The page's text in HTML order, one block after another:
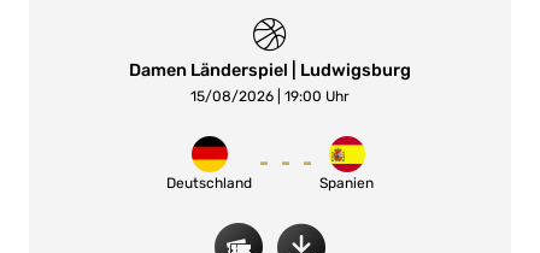
Damen Länderspiel | Ludwigsburg
15/08/2026 | 19:00 Uhr
Deutschland
- - -
Spanien